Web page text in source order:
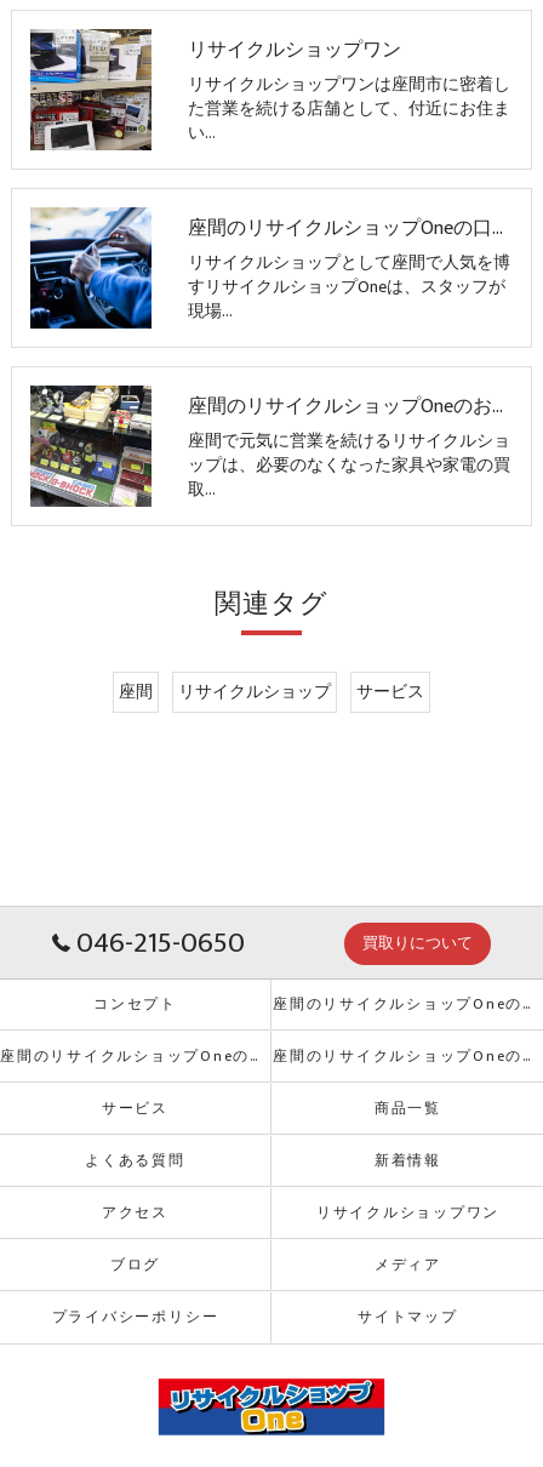
リサイクルショップワン
リサイクルショップワンは座間市に密着し
た営業を続ける店舗として、付近にお住ま
い…
座間のリサイクルショップOneの口コミ情報
リサイクルショップとして座間で人気を博
すリサイクルショップOneは、スタッフが
現場…
座間のリサイクルショップOneのお客様の声
座間で元気に営業を続けるリサイクルショ
ップは、必要のなくなった家具や家電の買
取…
関連タグ
座間 リサイクルショップ サービス
046-215-0650 買取りについて
コンセプト 座間のリサイクルショップOneの口コミ情報
座間のリサイクルショップOneの評判 座間のリサイクルショップOneのお客様の声
サービス 商品一覧
よくある質問 新着情報
アクセス リサイクルショップワン
ブログ メディア
プライバシーポリシー サイトマップ